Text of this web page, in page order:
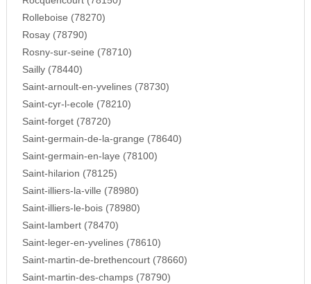
Rolleboise (78270)
Rosay (78790)
Rosny-sur-seine (78710)
Sailly (78440)
Saint-arnoult-en-yvelines (78730)
Saint-cyr-l-ecole (78210)
Saint-forget (78720)
Saint-germain-de-la-grange (78640)
Saint-germain-en-laye (78100)
Saint-hilarion (78125)
Saint-illiers-la-ville (78980)
Saint-illiers-le-bois (78980)
Saint-lambert (78470)
Saint-leger-en-yvelines (78610)
Saint-martin-de-brethencourt (78660)
Saint-martin-des-champs (78790)